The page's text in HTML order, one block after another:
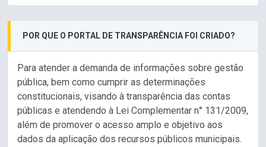
POR QUE O PORTAL DE TRANSPARÊNCIA FOI CRIADO?
Para atender a demanda de informações sobre gestão
pública, bem como cumprir as determinações
constitucionais, visando à transparência das contas
públicas e atendendo à Lei Complementar n° 131/2009,
além de promover o acesso amplo e objetivo aos
dados da aplicação dos recursos públicos municipais.